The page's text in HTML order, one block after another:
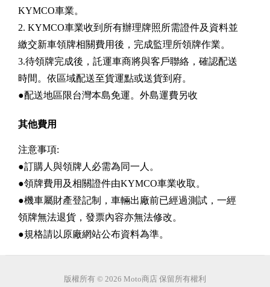
KYMCO車業。
2. KYMCO車業收到所有辦理牌照所需證件及資料並
繳交新車領牌相關費用後，完成監理所領牌作業。
3.待領牌完成後，託運車商將與客戶聯絡，確認配送
時間。依區域配送至貨運點或送貨到府。
●配送地區限台灣本島免運。外島運費另收
其他費用
注意事項:
●訂購人與領牌人必需為同一人。
●領牌費用及相關證件由KYMCO車業收取。
●機車屬財產登記制，車輛出廠前已經過測試，一經
領牌無法退貨，發票內容亦無法修改。
●規格請以原廠網站公布資料為準。
版權所有 © 2026 Moto商店 保留所有權利